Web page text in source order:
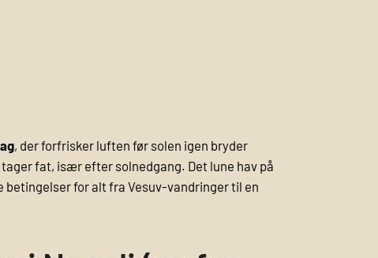
, der forfrisker luften før solen igen bryder
fat, især efter solnedgang. Det lune hav på
betingelser for alt fra Vesuv-vandringer til en